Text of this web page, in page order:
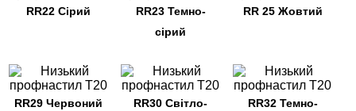
RR22 Сірий
RR23 Темно-
сірий
RR 25 Жовтий
RR29 Червоний
RR30 Світло-
RR32 Темно-